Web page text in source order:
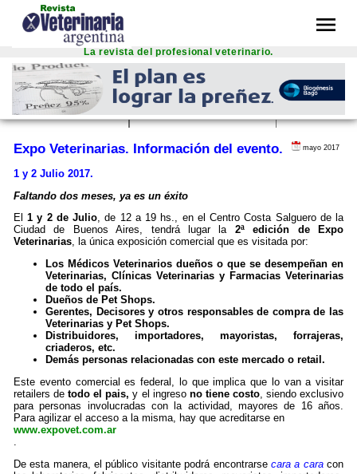
menu
La revista del profesional veterinario.
mayo 2017
Expo Veterinarias. Información del evento.
1 y 2 Julio 2017.
Faltando dos meses, ya es un éxito
El1 y 2 de Julio, de 12 a 19 hs., en el Centro Costa Salguero de la
Ciudad de Buenos Aires, tendrá lugar la 2ª edición de
Expo
Veterinarias, la única exposición comercial que es visitada por:
Los Médicos Veterinarios dueños o que se desempeñan en
Veterinarias, Clínicas Veterinarias y Farmacias Veterinarias
de todo el país.
Dueños de Pet Shops.
Gerentes, Decisores y otros responsables de compra de las
Veterinarias y Pet Shops.
Distribuidores, importadores, mayoristas, forrajeras,
criaderos, etc.
Demás personas relacionadas con este mercado o retail.
Este evento comercial es federal, lo que implica que lo van a visitar
retailers detodo el pais,y el ingreso no tiene costo, siendo exclusivo
para personas involucradas con la actividad, mayores de 16 años.
Para agilizar el acceso a la misma, hay que acreditarse en
www.expovet.com.ar
De esta manera, el público visitante podrá encontrarse cara a caracon
this translation
feedback will be used to help improve Google Translate